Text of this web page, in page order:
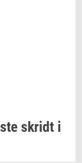
skridt i